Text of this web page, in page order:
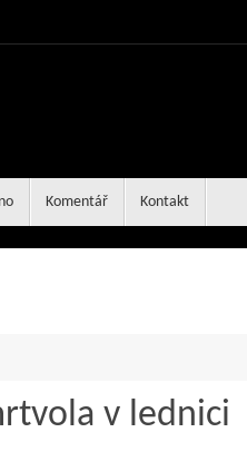
Komentář Kontakt
v lednici